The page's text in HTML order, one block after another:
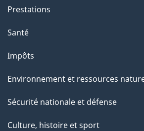
Prestations
Santé
Impôts
Environnement et ressources
Sécurité nationale et défense
Culture, histoire et sport